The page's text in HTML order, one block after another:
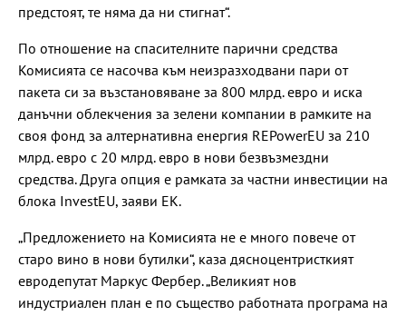
предстоят, те няма да ни стигнат“.
По отношение на спасителните парични средства
Комисията се насочва към неизразходвани пари от
пакета си за възстановяване за 800 млрд. евро и иска
данъчни облекчения за зелени компании в рамките на
своя фонд за алтернативна енергия REPowerEU за 210
млрд. евро с 20 млрд. евро в нови безвъзмездни
средства. Друга опция е рамката за частни инвестиции на
блока InvestEU, заяви ЕК.
„Предложението на Комисията не е много повече от
старо вино в нови бутилки“, каза дясноцентристкият
евродепутат Маркус Фербер. „Великият нов
индустриален план е по същество работната програма на